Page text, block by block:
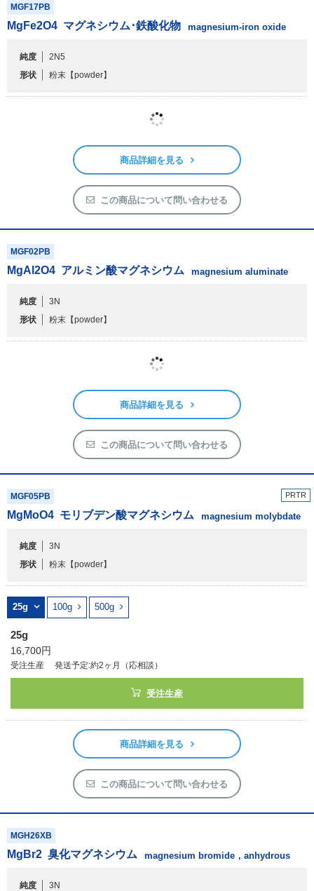
純度
2N5
商品詳細を見る
この商品について問い合わせる
MgAl2O4 アルミン酸マグネシウム magnesium aluminate
純度
3N
商品詳細を見る
この商品について問い合わせる
MgMoO4 モリブデン酸マグネシウム magnesium molybdate
純度
3N
25g 100g 500g
25g
16,700円
この商品について問い合わせる
MgBr2 臭化マグネシウム magnesium bromide，anhydrous
純度 3N